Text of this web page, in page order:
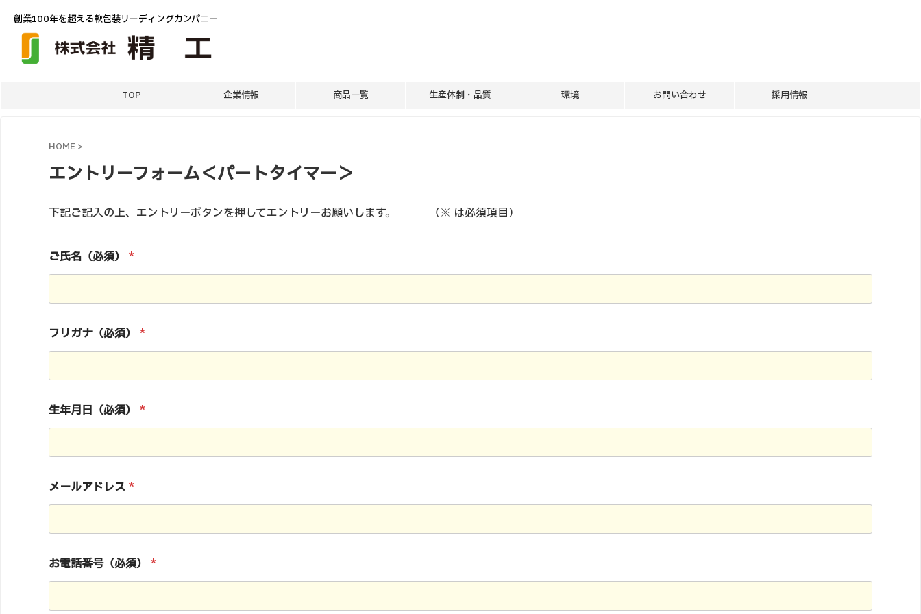
創業100年を超える軟包装リーディングカンパニー
TOP 企業情報 商品一覧 生産体制・品質 環境 お問い合わせ 採用情報
HOME >
エントリーフォーム＜パートタイマー＞
下記ご記入の上、エントリーボタンを押してエントリーお願いします。 （※ は必須項目）
ご氏名（必須） *
フリガナ（必須） *
生年月日（必須） *
メールアドレス *
お電話番号（必須） *